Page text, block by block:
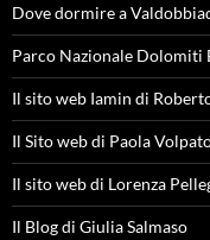
Dove dormire a
Parco Nazionale Dolomiti
Il sito web Iamin di
Il Sito web di Paola
Il sito web di Lorenza
Il Blog di Giulia Salmaso